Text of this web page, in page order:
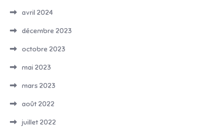
avril 2024
décembre 2023
octobre 2023
mai 2023
mars 2023
août 2022
juillet 2022